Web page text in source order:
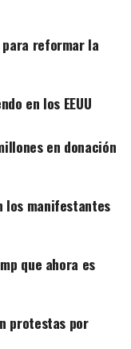
para reformar la
en los EEUU
en donación
los manifestantes
que ahora es
protestas por